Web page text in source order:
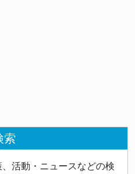
索
活動・ニュースなどの検